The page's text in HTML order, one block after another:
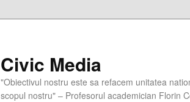
Civic Media
"Obiectivul nostru este sa refacem unitatea
scopul nostru" – Profesorul academician Florin